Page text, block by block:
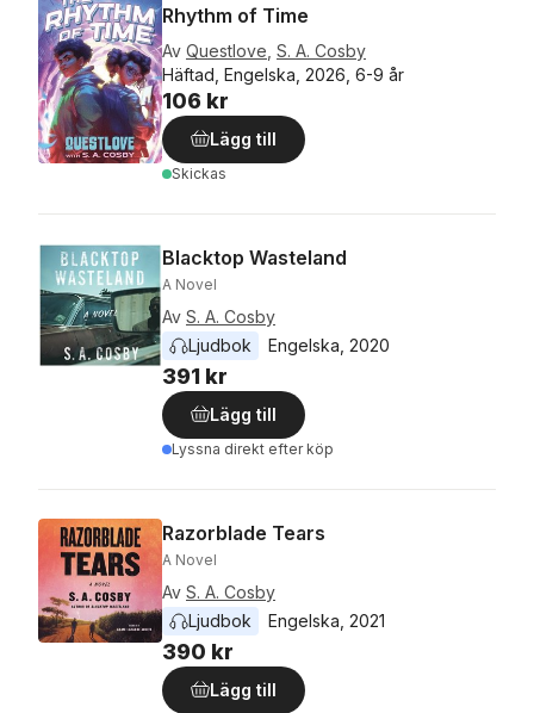
Rhythm of Time
Av Questlove S. A. Cosby
Häftad, Engelska, 2026, 6-9 år
106 kr
Lägg till
Skickas
Blacktop Wasteland
A Novel
Av S. A. Cosby
Ljudbok
Engelska 2020
391 kr
Lägg till
Lyssna direkt efter köp
Razorblade Tears
A Novel
Av S. A. Cosby
Ljudbok
Engelska 2021
390 kr
Lägg till